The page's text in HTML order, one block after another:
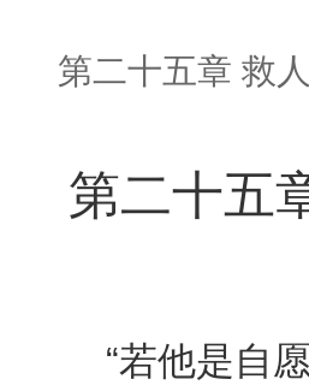
第二十五章 救人
第二十五
“若他是自愿